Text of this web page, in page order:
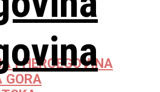
I HERCEGOVINA
GORA